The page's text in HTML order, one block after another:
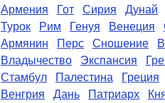
Армения
Гот Сирия Дунай
Турок
Рим Генуя Венеция
Армянин
Перс Сношение
Владычество
Экспансия
Стамбул
Палестина Греция
Венгрия
Дань Патриарх